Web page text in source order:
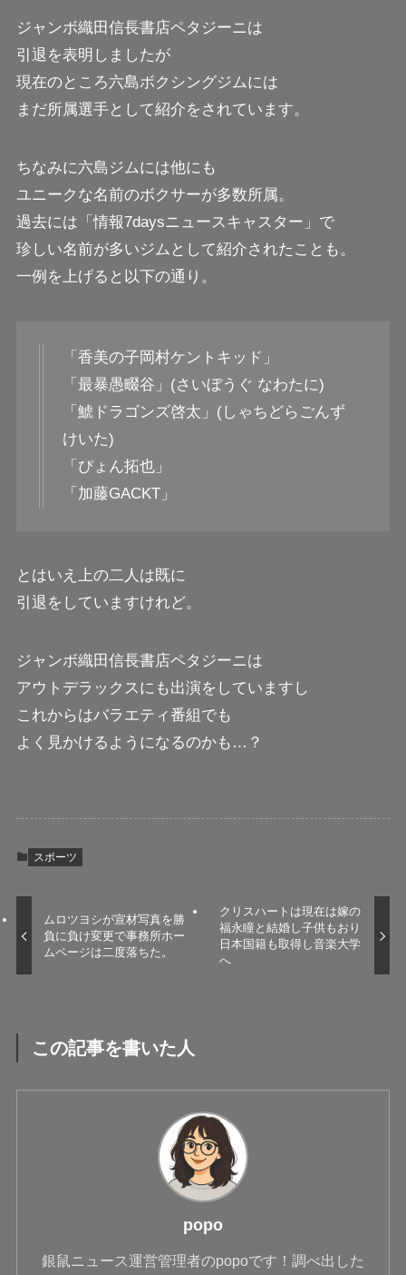
ジャンボ織田信長書店ペタジーニは
引退を表明しましたが
現在のところ六島ボクシングジムには
まだ所属選手として紹介をされています。
ちなみに六島ジムには他にも
ユニークな名前のボクサーが多数所属。
過去には「情報7daysニュースキャスター」で
珍しい名前が多いジムとして紹介されたことも。
一例を上げると以下の通り。
「香美の子岡村ケントキッド」
「最暴愚畷谷」(さいぼうぐ なわたに)
「鯱ドラゴンズ啓太」(しゃちどらごんず
けいた)
「ぴょん拓也」
「加藤GACKT」
とはいえ上の二人は既に
引退をしていますけれど。
ジャンボ織田信長書店ペタジーニは
アウトデラックスにも出演をしていますし
これからはバラエティ番組でも
よく見かけるようになるのかも…？
スポーツ
ムロツヨシが宣材写真を勝
負に負け変更で事務所ホー
ムページは二度落ちた。
クリスハートは現在は嫁の
福永瞳と結婚し子供もおり
日本国籍も取得し音楽大学
へ
この記事を書いた人
popo
銀鼠ニュース運営管理者のpopoです！調べ出した